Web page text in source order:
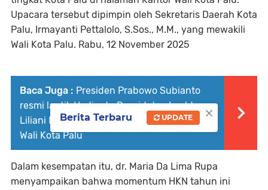
Upacara tersebut dipimpin oleh Sekretaris Daerah Kota
Palu, Irmayanti Pettalolo, S.Sos., M.M., yang mewakili
Wali Kota Palu. Rabu, 12 November 2025
Baca Juga : Presiden Prabowo Subianto
resmi lantik Hadianto Rasyid dan Imelda
Liliani Muhidin Sebagai Wali Kota dan Wakil
Wali Kota Palu
Dalam kesempatan itu, dr. Maria Da Lima Rupa
menyampaikan bahwa momentum HKN tahun ini
×
Berita Terbaru UPDATE